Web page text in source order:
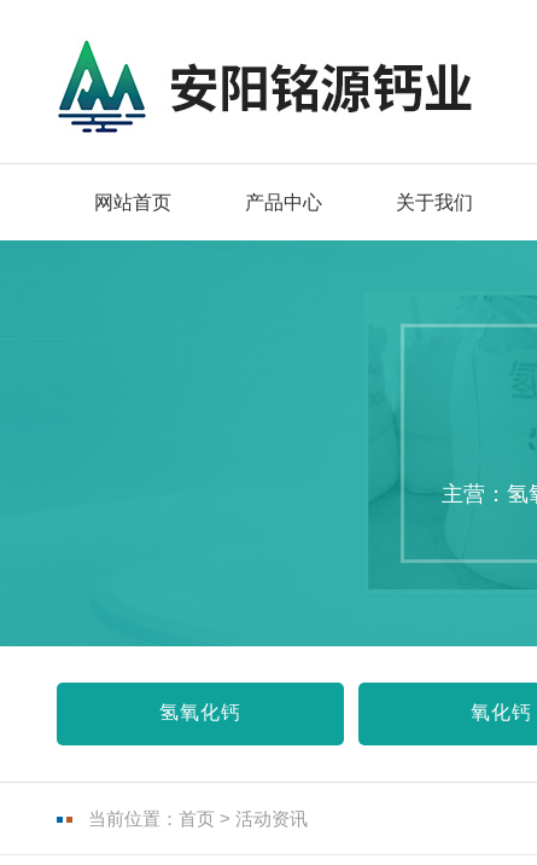
网站首页 产品中心 关于我们
主营：氢
氢氧化钙 氧化钙
当前位置： 首页 > 活动资讯